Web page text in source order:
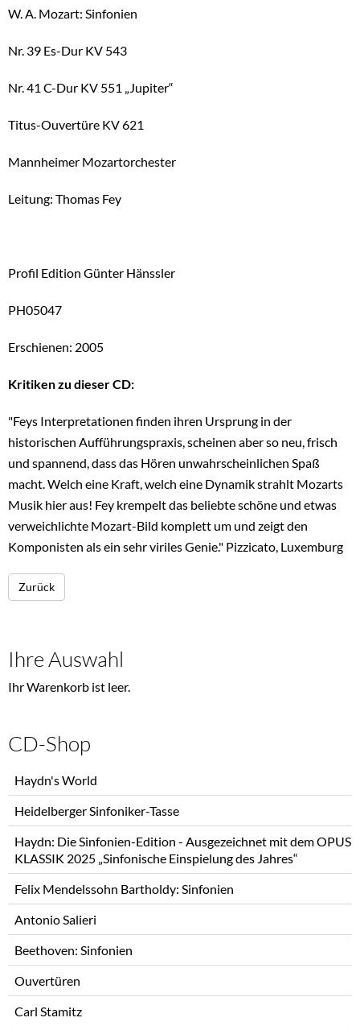
W. A. Mozart: Sinfonien
Nr. 39 Es-Dur KV 543
Nr. 41 C-Dur KV 551 „Jupiter“
Titus-Ouvertüre KV 621
Mannheimer Mozartorchester
Leitung: Thomas Fey
Profil Edition Günter Hänssler
PH05047
Erschienen: 2005
Kritiken zu dieser CD:
"Feys Interpretationen finden ihren Ursprung in der
historischen Aufführungspraxis, scheinen aber so neu, frisch
und spannend, dass das Hören unwahrscheinlichen Spaß
macht. Welch eine Kraft, welch eine Dynamik strahlt Mozarts
Musik hier aus! Fey krempelt das beliebte schöne und etwas
verweichlichte Mozart-Bild komplett um und zeigt den
Komponisten als ein sehr viriles Genie." Pizzicato, Luxemburg
Zurück
Ihre Auswahl
Ihr Warenkorb ist leer.
CD-Shop
überspringen
Haydn's World
Heidelberger Sinfoniker-Tasse
Haydn: Die Sinfonien-Edition - Ausgezeichnet mit dem OPUS
KLASSIK 2025 „Sinfonische Einspielung des Jahres“
Felix Mendelssohn Bartholdy: Sinfonien
Antonio Salieri
Beethoven: Sinfonien
Ouvertüren
Carl Stamitz